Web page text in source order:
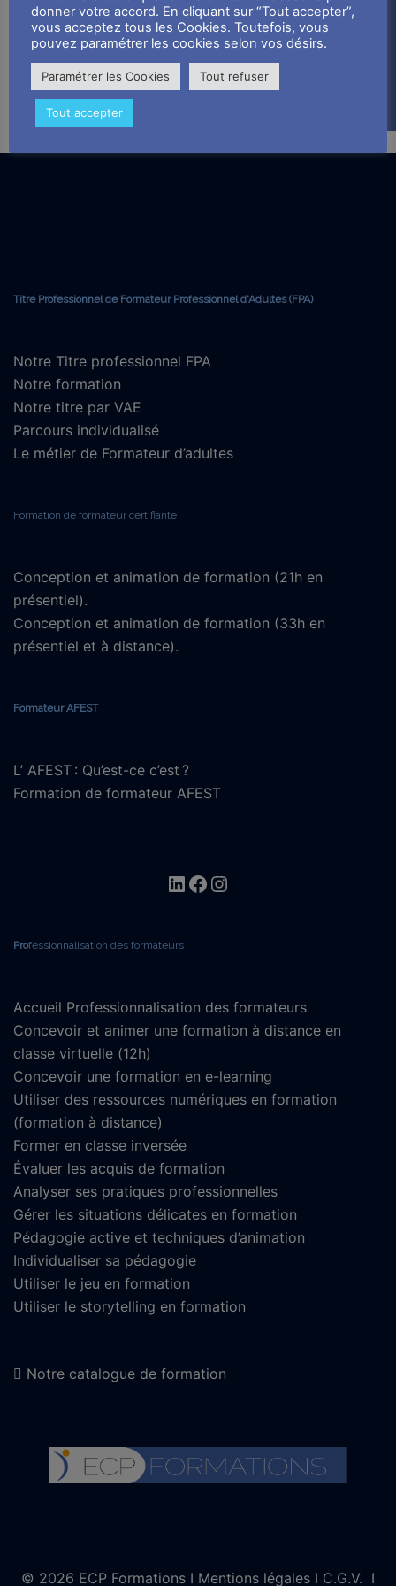
Inscription entreprise
Titre Professionnel de Formateur Professionnel d'Adultes (FPA)
Notre Titre professionnel FPA
Notre formation
Notre titre par VAE
Parcours individualisé
Le métier de Formateur d’adultes
Formation de formateur certifiante
Conception et animation de formation (21h en
présentiel).
Conception et animation de formation (33h en
présentiel et à distance).
Formateur AFEST
L’ AFEST : Qu’est-ce c’est ?
Formation de formateur AFEST
Linkedin
Facebook
Instagram
Professionnalisation des formateurs
Accueil Professionnalisation des formateurs
Concevoir et animer une formation à distance en
classe virtuelle (12h)
Concevoir une formation en e-learning
Utiliser des ressources numériques en formation
(formation à distance)
Former en classe inversée
Évaluer les acquis de formation
Analyser ses pratiques professionnelles
Gérer les situations délicates en formation
Pédagogie active et techniques d’animation
Individualiser sa pédagogie
Utiliser le jeu en formation
Utiliser le storytelling en formation
Notre catalogue de formation
© 2026 ECP Formations I Mentions légales I C.G.V. I
donner votre accord. En cliquant sur “Tout accepter”,
vous acceptez tous les Cookies. Toutefois, vous
pouvez paramétrer les cookies selon vos désirs.
Paramétrer les Cookies Tout refuser
Tout accepter